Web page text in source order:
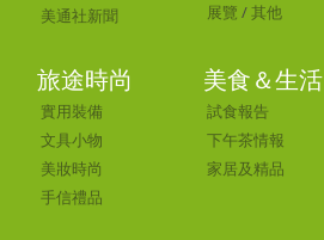
美通社新聞
展覽 /其他
旅途時尚
實用裝備
文具小物
美妝時尚
手信禮品
美食＆生活
試食報告
下午茶情報
家居及精品